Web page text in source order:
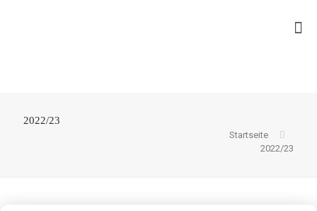
2022/23
Startseite
2022/23